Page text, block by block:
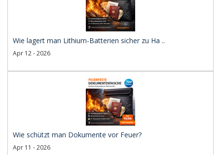
Wie lagert man Lithium-Batterien sicher zu Ha ..
Apr 12 - 2026
Wie schützt man Dokumente vor Feuer?
Apr 11 - 2026